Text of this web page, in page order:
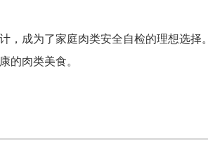
，成为了家庭肉类安全自检的理想选择
的肉类美食。